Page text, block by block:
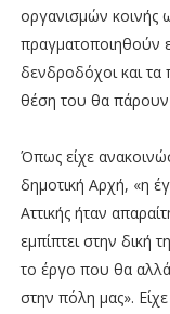
οργανισμών κοινής
πραγματοποιηθούν
δενδροδόχοι και τα
θέση του θα πάρουν
Όπως είχε
δημοτική Αρχή, «η
Αττικής ήταν
εμπίπτει στην δική
το έργο που θα
στην πόλη μας».